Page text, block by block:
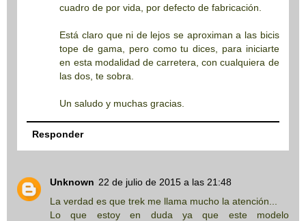
cuadro de por vida, por defecto de fabricación.
Está claro que ni de lejos se aproximan a las bicis
tope de gama, pero como tu dices, para iniciarte
en esta modalidad de carretera, con cualquiera de
las dos, te sobra.
Un saludo y muchas gracias.
Responder
Unknown 22 de julio de 2015 a las 21:48
La verdad es que trek me llama mucho la atención...
Lo que estoy en duda ya que este modelo